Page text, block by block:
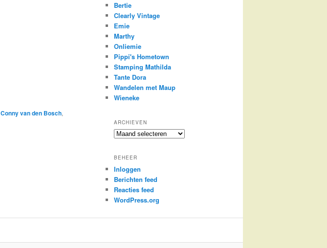
Conny van den Bosch,
Bertie
Clearly Vintage
Emie
Marthy
Onliemie
Pippi's Hometown
Stamping Mathilda
Tante Dora
Wandelen met Maup
Wieneke
ARCHIEVEN
Archieven
BEHEER
Inloggen
Berichten feed
Reacties feed
WordPress.org